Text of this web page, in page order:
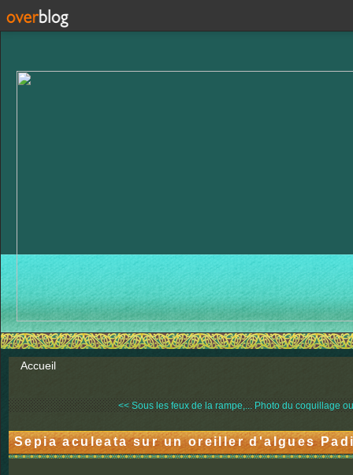
Accueil
<< Sous les feux de la rampe,... Photo du coquillage
Sepia aculeata sur un oreiller d'algues